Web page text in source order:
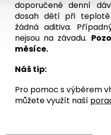
doporučené denní
dosah dětí při teplotě
žádná aditiva.
nejsou na závadu.
měsíce.
Náš tip:
Pro pomoc s výběrem
můžete využít naší